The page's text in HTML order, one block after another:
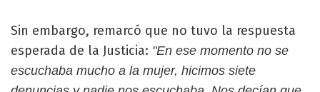
Sin embargo, remarcó que no tuvo la respuesta
esperada de la Justicia: "En ese momento no se
escuchaba mucho a la mujer, hicimos siete